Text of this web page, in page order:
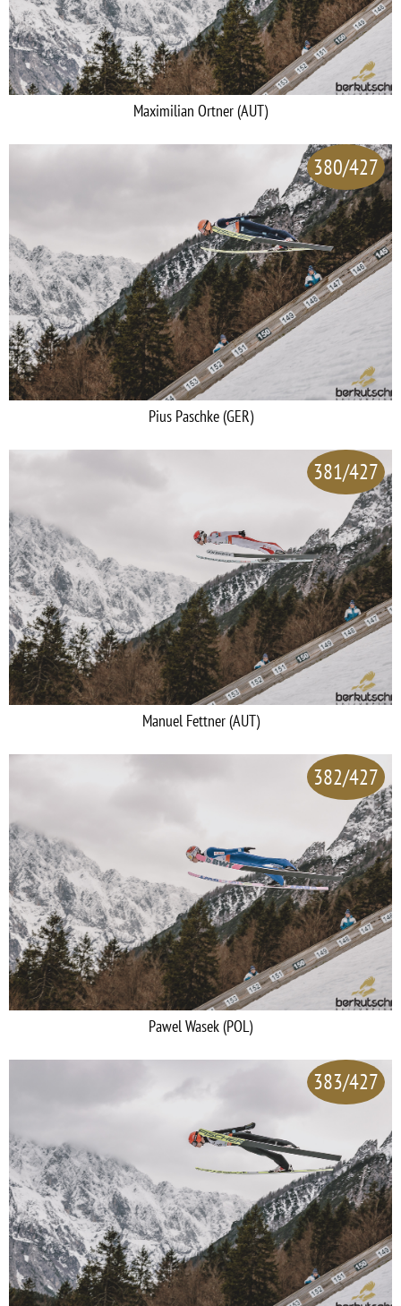
Maximilian Ortner (AUT)
380/427
Pius Paschke (GER)
381/427
Manuel Fettner (AUT)
382/427
Pawel Wasek (POL)
383/427